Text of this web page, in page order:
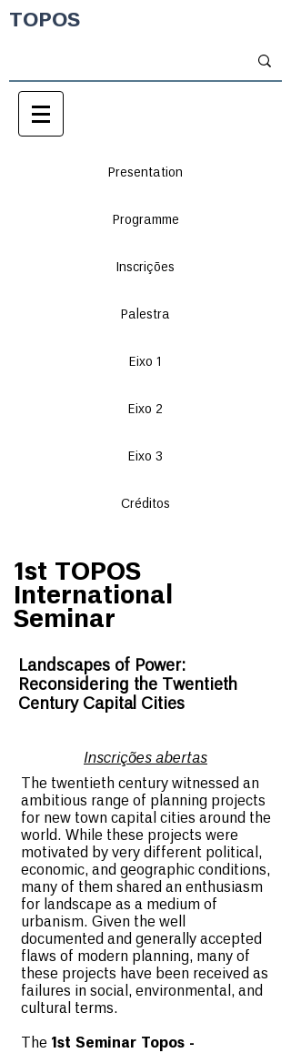
TOPOS
Presentation
Programme
Inscrições
Palestra
Eixo 1
Eixo 2
Eixo 3
Créditos
1st TOPOS
International
Seminar
Landscapes of Power:
Reconsidering the Twentieth
Century Capital Cities
Inscrições abertas
The twentieth century witnessed an
ambitious range of planning projects
for new town capital cities around the
world. While these projects were
motivated by very different political,
economic, and geographic conditions,
many of them shared an enthusiasm
for landscape as a medium of
urbanism. Given the well
documented and generally accepted
flaws of modern planning, many of
these projects have been received as
failures in social, environmental, and
cultural terms.
The 1st Seminar Topos -